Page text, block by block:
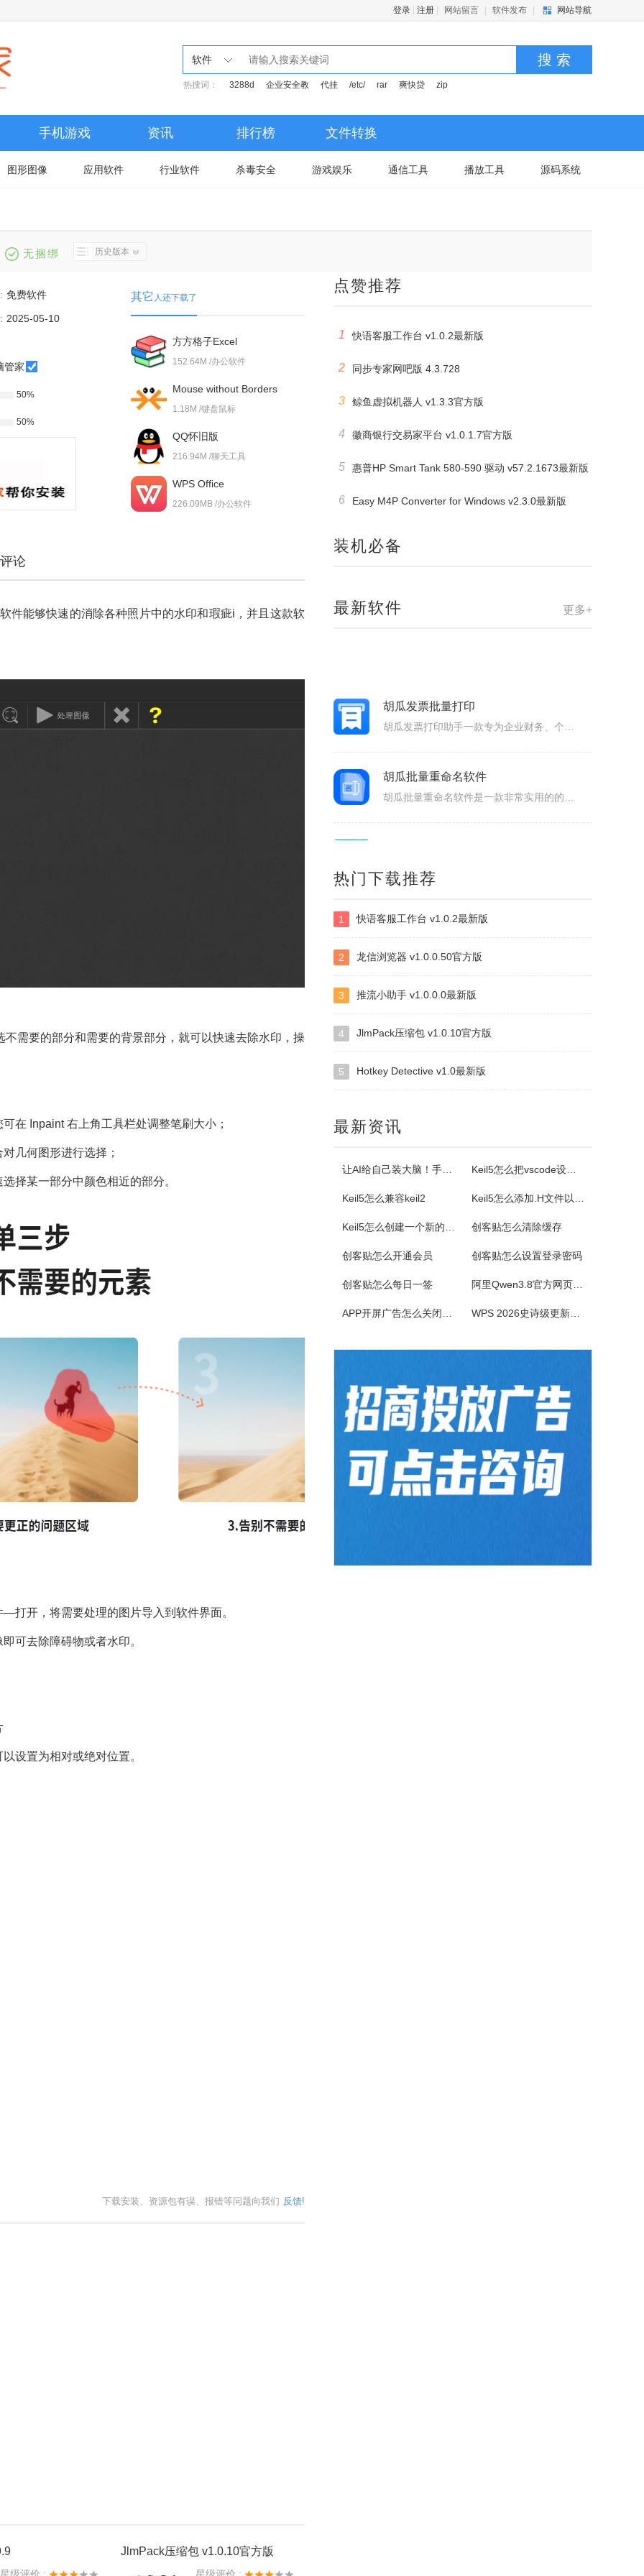
登录 注册 网站留言 软件发布 网站导航
软件 搜 索
热搜词： 3288d 企业安全教 代挂 /etc/ rar 爽快贷 zip
手机游戏 资讯 排行榜 文件转换
图形图像 应用软件 行业软件 杀毒安全 游戏娱乐 通信工具 播放工具 源码系统
无捆绑 历史版本
免费软件
2025-05-10
管家
50%
50%
其它 人还下载了
方方格子Excel
152.64M /办公软件
Mouse without Borders
1.18M /键盘鼠标
QQ怀旧版
216.94M /聊天工具
WPS Office
226.09MB /办公软件
论
件能够快速的消除各种照片中的水印和瑕疵i，并且这款软
需要的部分和需要的背景部分，就可以快速去除水印，操
在 Inpaint 右上角工具栏处调整笔刷大小；
几何图形进行选择；
择某一部分中颜色相近的部分。
打开，将需要处理的图片导入到软件界面。
可去除障碍物或者水印。
设置为相对或绝对位置。
下载安装、资源包有误、报错等问题向我们 反馈!
JlmPack压缩包 v1.0.10官方版
点赞推荐
1 快语客服工作台 v1.0.2最新版
2 同步专家网吧版 4.3.728
3 鲸鱼虚拟机器人 v1.3.3官方版
4 徽商银行交易家平台 v1.0.1.7官方版
5 惠普HP Smart Tank 580-590 驱动 v57.2.1673最新版
6 Easy M4P Converter for Windows v2.3.0最新版
装机必备
更多+
最新软件
胡瓜发票批量打印
胡瓜批量重命名软件
NirSoft SmartSniff
格尔维一键建站软件
OfflineCommander是一个网页抓取工具，支持FILE、HTTP、HTTPS、FTP协议和Proxy，还可以对抓取回来的网页资料做关键字、网址、标题、内文、文件大小、格式、文件修改日期等检索设置。
电小二成套报价元件选型软件
热门下载推荐
1 快语客服工作台 v1.0.2最新版
2 龙信浏览器 v1.0.0.50官方版
3 推流小助手 v1.0.0.0最新版
4 JlmPack压缩包 v1.0.10官方版
5 Hotkey Detective v1.0最新版
最新资讯
让AI给自己装大脑！手把手教你学会安装使用Agent Skill Keil5怎么把vscode设置外部编辑器
Keil5怎么兼容keil2 Keil5怎么添加.H文件以及Keil5添加.H文件的方法
Keil5怎么创建一个新的51单片机项目 创客贴怎么清除缓存
创客贴怎么开通会员 创客贴怎么设置登录密码
创客贴怎么每日一签 阿里Qwen3.8官方网页版入口
APP开屏广告怎么关闭？3招彻底关闭跳转 WPS 2026史诗级更新！重构存储管理，深度融合AI应用